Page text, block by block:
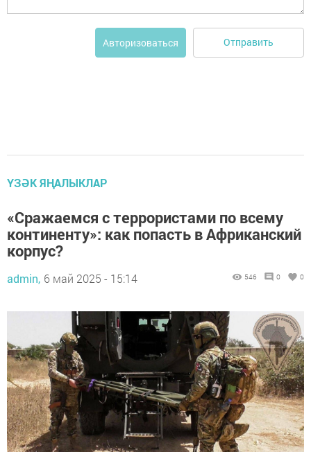
Авторизоваться Отправить
ҮЗӘК ЯҢАЛЫКЛАР
«Сражаемся с террористами по всему
континенту»: как попасть в Африканский
корпус?
admin, 6 май 2025 - 15:14 546 0 0